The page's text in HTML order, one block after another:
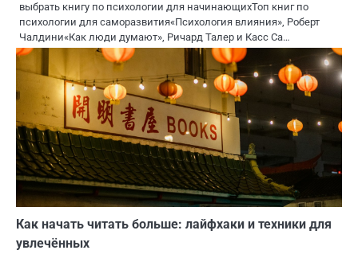
выбрать книгу по психологии для начинающихТоп книг по
психологии для саморазвития«Психология влияния», Роберт
Чалдини«Как люди думают», Ричард Талер и Касс Са…
Как начать читать больше: лайфхаки и техники для
увлечённых